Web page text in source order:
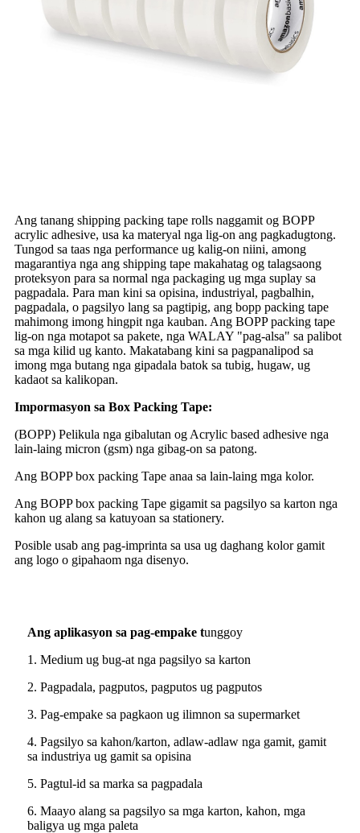
Ang tanang shipping packing tape rolls naggamit og BOPP
acrylic adhesive, usa ka materyal nga lig-on ang pagkadugtong.
Tungod sa taas nga performance ug kalig-on niini, among
magarantiya nga ang shipping tape makahatag og talagsaong
proteksyon para sa normal nga packaging ug mga suplay sa
pagpadala. Para man kini sa opisina, industriyal, pagbalhin,
pagpadala, o pagsilyo lang sa pagtipig, ang bopp packing tape
mahimong imong hingpit nga kauban. Ang BOPP packing tape
lig-on nga motapot sa pakete, nga WALAY "pag-alsa" sa palibot
sa mga kilid ug kanto. Makatabang kini sa pagpanalipod sa
imong mga butang nga gipadala batok sa tubig, hugaw, ug
kadaot sa kalikopan.
Impormasyon sa Box Packing Tape:
(BOPP) Pelikula nga gibalutan og Acrylic based adhesive nga
lain-laing micron (gsm) nga gibag-on sa patong.
Ang BOPP box packing Tape anaa sa lain-laing mga kolor.
Ang BOPP box packing Tape gigamit sa pagsilyo sa karton nga
kahon ug alang sa katuyoan sa stationery.
Posible usab ang pag-imprinta sa usa ug daghang kolor gamit
ang logo o gipahaom nga disenyo.
Ang aplikasyon sa pag-empake tunggoy
1. Medium ug bug-at nga pagsilyo sa karton
2. Pagpadala, pagputos, pagputos ug pagputos
3. Pag-empake sa pagkaon ug ilimnon sa supermarket
4. Pagsilyo sa kahon/karton, adlaw-adlaw nga gamit, gamit
sa industriya ug gamit sa opisina
5. Pagtul-id sa marka sa pagpadala
6. Maayo alang sa pagsilyo sa mga karton, kahon, mga
baligya ug mga paleta